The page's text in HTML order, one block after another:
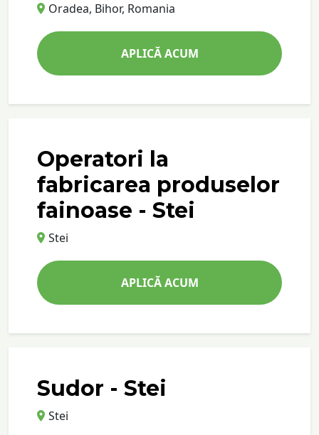
Oradea, Bihor, Romania
APLICĂ ACUM
Operatori la
fabricarea produselor
fainoase - Stei
Stei
APLICĂ ACUM
Sudor - Stei
Stei